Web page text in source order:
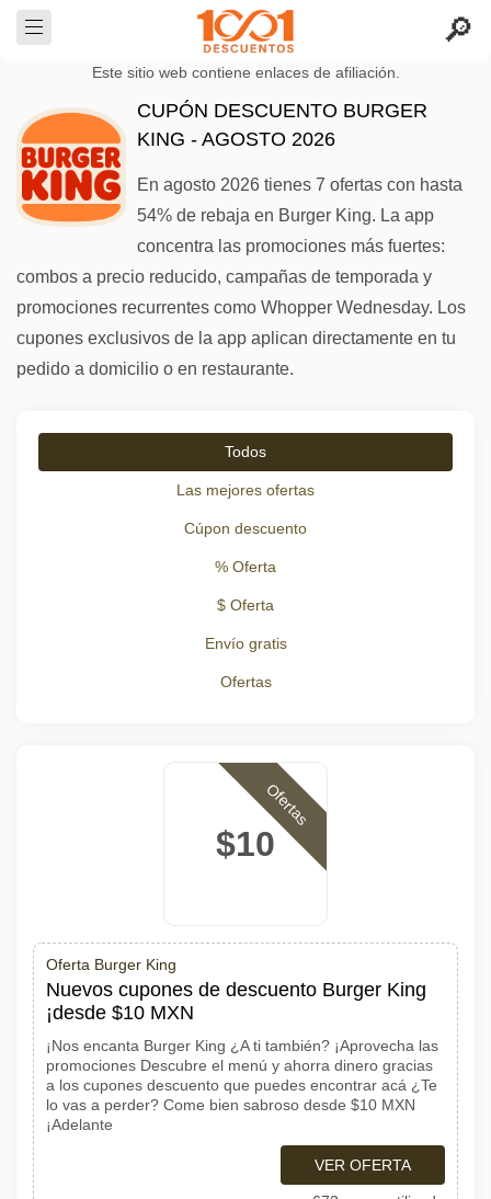
Este sitio web contiene enlaces de afiliación.
CUPÓN DESCUENTO BURGER
KING - AGOSTO 2026
En agosto 2026 tienes 7 ofertas con hasta
54% de rebaja en Burger King. La app
concentra las promociones más fuertes:
combos a precio reducido, campañas de temporada y
promociones recurrentes como Whopper Wednesday. Los
cupones exclusivos de la app aplican directamente en tu
pedido a domicilio o en restaurante.
Todos
Las mejores ofertas
Cúpon descuento
% Oferta
$ Oferta
Envío gratis
Ofertas
$10
Ofertas
Oferta Burger King
Nuevos cupones de descuento Burger King
¡desde $10 MXN
¡Nos encanta Burger King ¿A ti también? ¡Aprovecha las
promociones Descubre el menú y ahorra dinero gracias
a los cupones descuento que puedes encontrar acá ¿Te
lo vas a perder? Come bien sabroso desde $10 MXN
¡Adelante
VER OFERTA